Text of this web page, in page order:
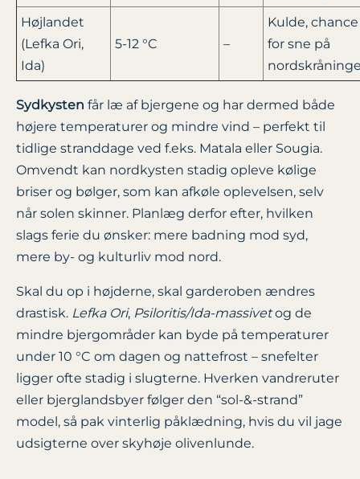
Højlandet
(Lefka Ori,
Ida)
5-12 °C –
Kulde, chance
for sne på
Sydkysten får læ af bjergene og har dermed både
højere temperaturer og mindre vind – perfekt til
tidlige stranddage ved f.eks. Matala eller Sougia.
Omvendt kan nordkysten stadig opleve kølige
briser og bølger, som kan afkøle oplevelsen, selv
når solen skinner. Planlæg derfor efter, hvilken
slags ferie du ønsker: mere badning mod syd,
mere by- og kulturliv mod nord.
Skal du op i højderne, skal garderoben ændres
drastisk. Lefka Ori, Psiloritis/Ida-massivetog de
mindre bjergområder kan byde på temperaturer
under 10 °C om dagen og nattefrost – snefelter
ligger ofte stadig i slugterne. Hverken vandreruter
eller bjerglandsbyer følger den “sol-&-strand”
model, så pak vinterlig påklædning, hvis du vil jage
udsigterne over skyhøje olivenlunde.